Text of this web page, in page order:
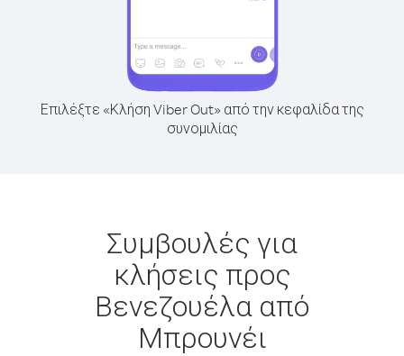
Επιλέξτε «Κλήση Viber Out» από την κεφαλίδα της
συνομιλίας
Συμβουλές για
κλήσεις προς
Βενεζουέλα από
Μπρουνέι